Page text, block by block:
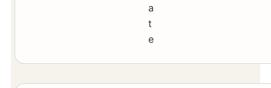
a
t
e